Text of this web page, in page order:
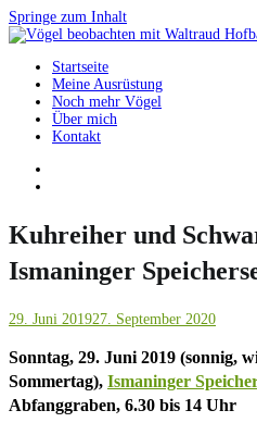
Springe zum Inhalt
Vögel beobachten mit
Startseite
Meine Ausrüstung
Noch mehr Vögel
Über mich
Kontakt
Kuhreiher und
Ismaninger
29. Juni 201927. September 2020
Sonntag, 29. Juni 2019 (sonnig,
Sommertag), Ismaninger
Abfanggraben, 6.30 bis 14 Uhr